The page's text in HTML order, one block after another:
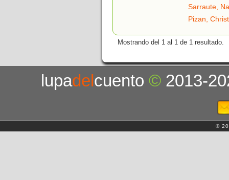
Sarraute,
Pizan,
Mostrando del 1 al 1 de 1 resultado.
lupadelcuento© 2013-
©